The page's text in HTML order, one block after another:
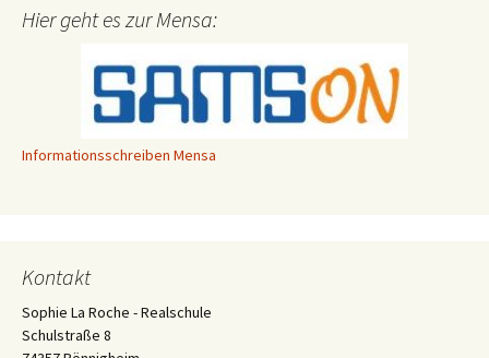
Hier geht es zur Mensa:
Informationsschreiben Mensa
Kontakt
Sophie La Roche - Realschule
Schulstraße 8